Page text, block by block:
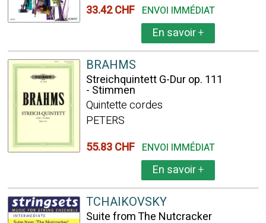
33.42 CHF ENVOI IMMÉDIAT
En savoir+
BRAHMS
Streichquintett G-Dur op. 111
- Stimmen
Quintette cordes
PETERS
55.83 CHF ENVOI IMMÉDIAT
En savoir+
TCHAIKOVSKY
Suite from The Nutcracker